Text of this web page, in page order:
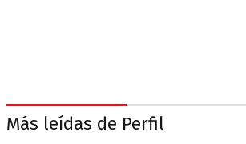
Más leídas de Perfil